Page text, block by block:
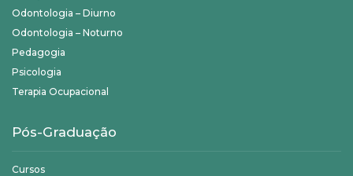
Odontologia – Diurno
Odontologia – Noturno
Pedagogia
Psicologia
Terapia Ocupacional
Pós-Graduação
Cursos